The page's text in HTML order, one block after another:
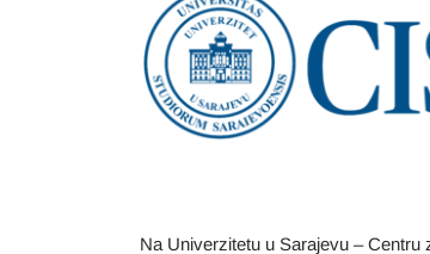
Na Univerzitetu u Sarajevu – Centru